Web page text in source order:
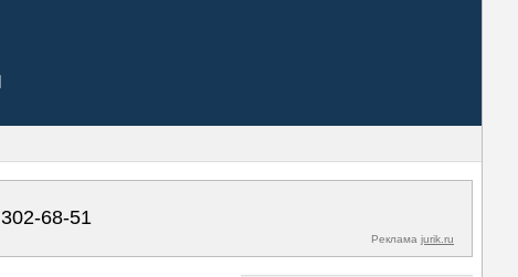
68-51
Реклама jurik.ru